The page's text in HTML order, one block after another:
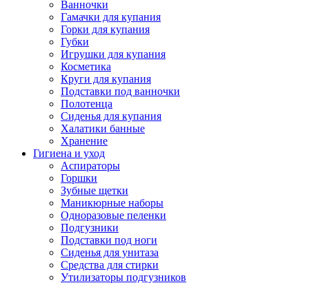
Ванночки
Гамачки для купания
Горки для купания
Губки
Игрушки для купания
Косметика
Круги для купания
Подставки под ванночки
Полотенца
Сиденья для купания
Халатики банные
Хранение
Гигиена и уход
Аспираторы
Горшки
Зубные щетки
Маникюрные наборы
Одноразовые пеленки
Подгузники
Подставки под ноги
Сиденья для унитаза
Средства для стирки
Утилизаторы подгузников